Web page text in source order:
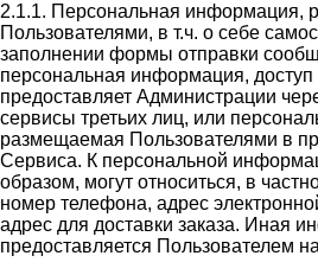
2.1.1. Персональная информация,
Пользователями, в т.ч. о себе
заполнении формы отправки
персональная информация, доступ
предоставляет Администрации
сервисы третьих лиц, или
размещаемая Пользователями в
Сервиса. К персональной
образом, могут относиться, в
номер телефона, адрес
адрес для доставки заказа. Иная
предоставляется Пользователем